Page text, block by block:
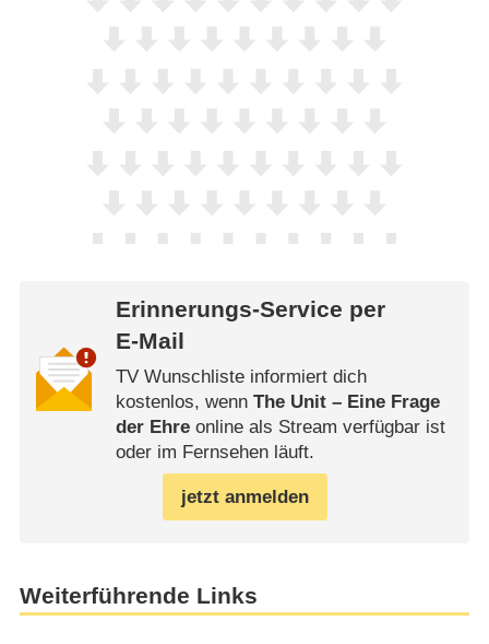
Erinnerungs-Service per
E-Mail
TV Wunschliste informiert dich
kostenlos, wenn The Unit – Eine Frage
der Ehreonline als Stream verfügbar ist
oder im Fernsehen läuft.
jetzt anmelden
Weiterführende Links